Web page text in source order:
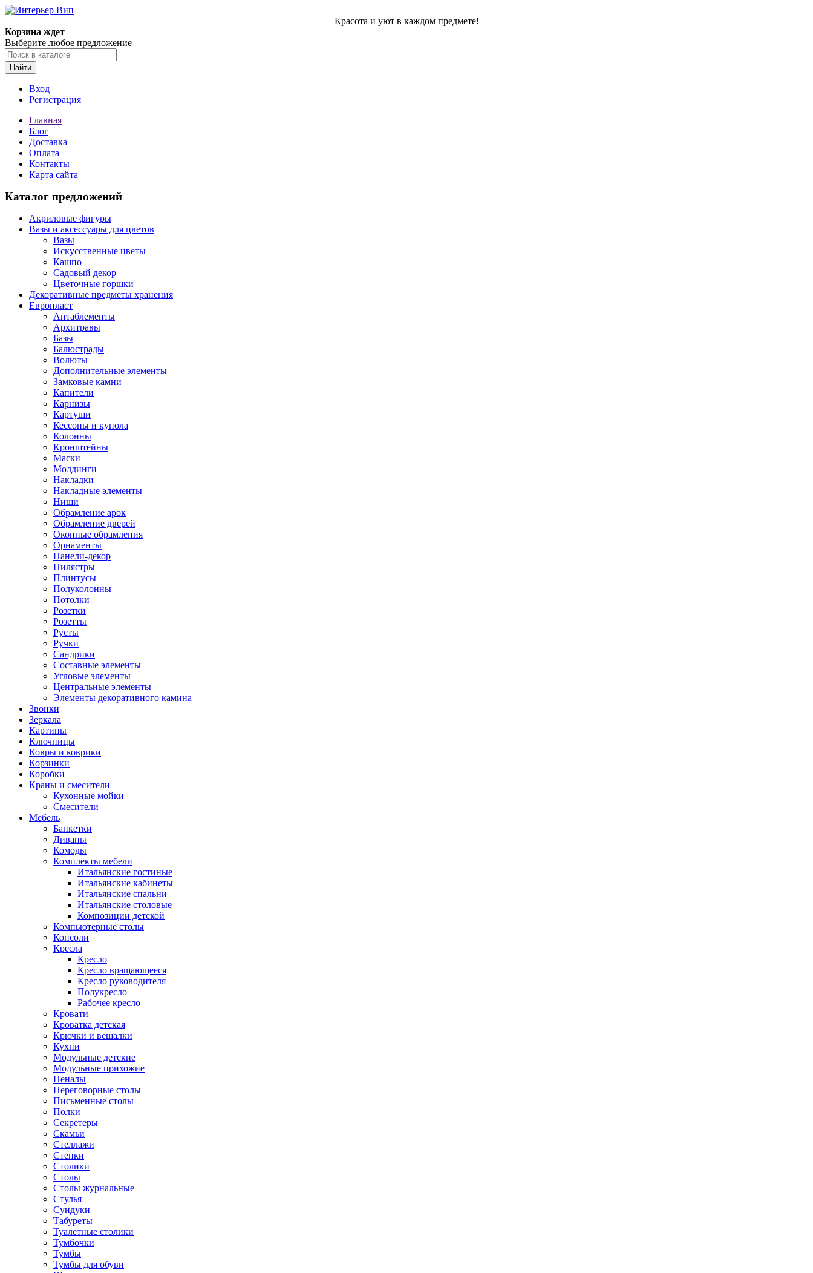
Красота и уют в каждом предмете!
Корзина ждет
Выберите любое предложение
Найти
Вход
Регистрация
Главная
Блог
Доставка
Оплата
Контакты
Карта сайта
Каталог предложений
Акриловые фигуры
Вазы и аксессуары для цветов
Вазы
Искусственные цветы
Кашпо
Садовый декор
Цветочные горшки
Декоративные предметы хранения
Европласт
Антаблементы
Архитравы
Базы
Балюстрады
Волюты
Дополнительные элементы
Замковые камни
Капители
Карнизы
Картуши
Кессоны и купола
Колонны
Кронштейны
Маски
Молдинги
Накладки
Накладные элементы
Ниши
Обрамление арок
Обрамление дверей
Оконные обрамления
Орнаменты
Панели-декор
Пилястры
Плинтусы
Полуколонны
Потолки
Розетки
Розетты
Русты
Ручки
Сандрики
Составные элементы
Угловые элементы
Центральные элементы
Элементы декоративного камина
Звонки
Зеркала
Картины
Ключницы
Ковры и коврики
Корзинки
Коробки
Краны и смесители
Кухонные мойки
Смесители
Мебель
Банкетки
Диваны
Комоды
Комплекты мебели
Итальянские гостиные
Итальянские кабинеты
Итальянские спальни
Итальянские столовые
Композиции детской
Компьютерные столы
Консоли
Кресла
Кресло
Кресло вращающееся
Кресло руководителя
Полукресло
Рабочее кресло
Кровати
Кроватка детская
Крючки и вешалки
Кухни
Модульные детские
Модульные прихожие
Пеналы
Переговорные столы
Письменные столы
Полки
Секретеры
Скамьи
Стеллажи
Стенки
Столики
Столы
Столы журнальные
Стулья
Сундуки
Табуреты
Туалетные столики
Тумбочки
Тумбы
Тумбы для обуви